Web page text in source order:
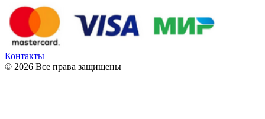
Контакты
© 2026 Все права защищены